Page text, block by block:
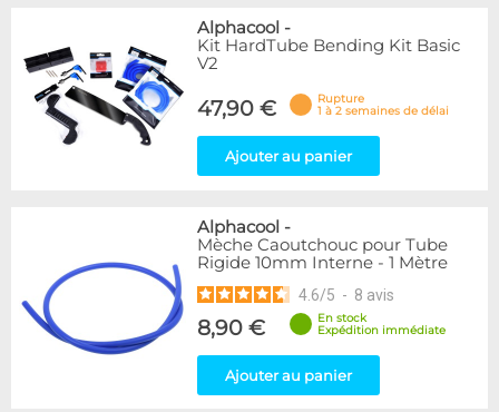
Alphacool -
Kit HardTube Bending Kit Basic
V2
47,90 €
Rupture
1 à 2 semaines de délai
Ajouter au panier
Alphacool -
Mèche Caoutchouc pour Tube
Rigide 10mm Interne - 1 Mètre
4.6/5 - 8 avis
8,90 €
En stock
Expédition immédiate
Ajouter au panier